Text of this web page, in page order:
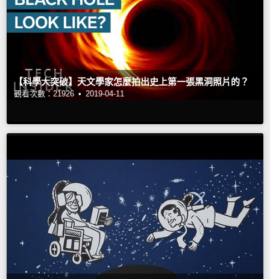
【科學大突破】天文學家怎麼拍出史上第一張黑洞照片的？
觀看次數：21926 • 2019-04-11